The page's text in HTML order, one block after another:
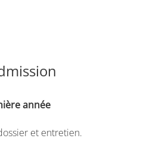
année
et entretien.